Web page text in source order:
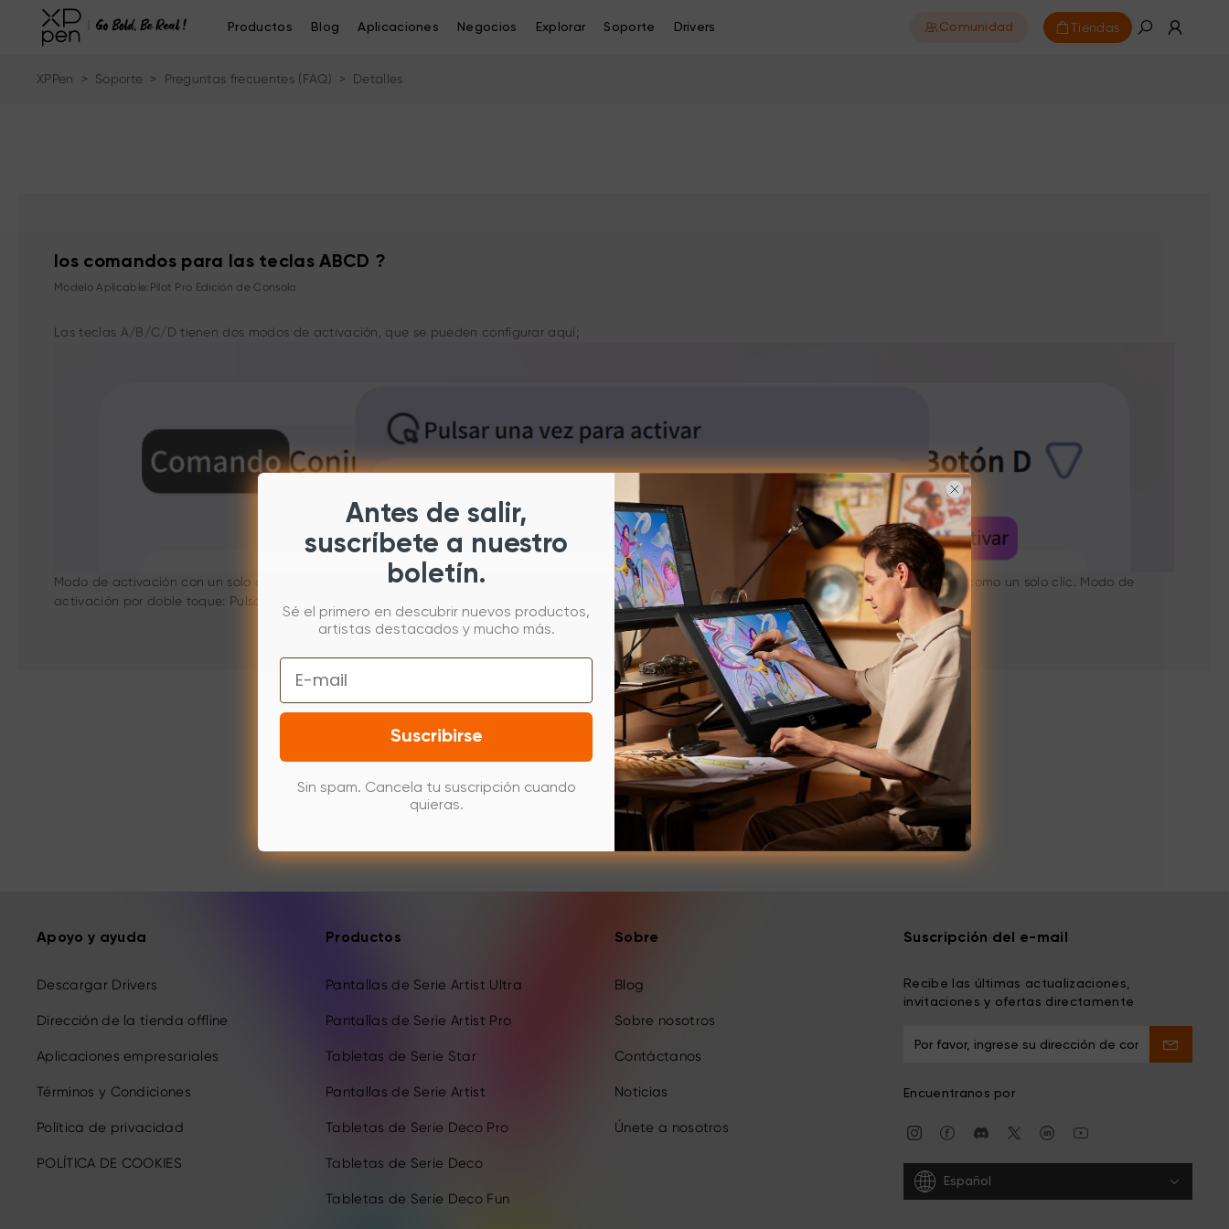
Productos Blog Aplicaciones Negocios Explorar Soporte Drivers Comunidad Tiendas
XPPen > Soporte > Preguntas frecuentes (FAQ) > Detalles
los comandos para las teclas ABCD ?
Modelo Aplicable:Pilot Pro Edición de Consola
Las teclas A/B/C/D tienen dos modos de activación, que se pueden configurar aquí;
Modo de activación con un solo clic: No es necesario presionar con fuerza, basta con tocarlo con el dedo con un poco de presión para que cuente como un solo clic. Modo de
activación por doble toque: Pulsa dos veces seguidas y con fuerza con el dedo.
Apoyo y ayuda
Descargar Drivers
Dirección de la tienda offline
Aplicaciones empresariales
Términos y Condiciones
Política de privacidad
POLÍTICA DE COOKIES
Productos
Pantallas de Serie Artist Ultra
Pantallas de Serie Artist Pro
Tabletas de Serie Star
Pantallas de Serie Artist
Tabletas de Serie Deco Pro
Tabletas de Serie Deco
Tabletas de Serie Deco Fun
Sobre
Blog
Sobre nosotros
Contáctanos
Noticias
Únete a nosotros
Suscripción del e-mail
Recibe las últimas actualizaciones,
invitaciones y ofertas directamente
Encuentranos por
Español
Antes de salir,
suscríbete a nuestro
boletín.
Sé el primero en descubrir nuevos productos,
artistas destacados y mucho más.
Email
Suscribirse
Sin spam. Cancela tu suscripción cuando
quieras.